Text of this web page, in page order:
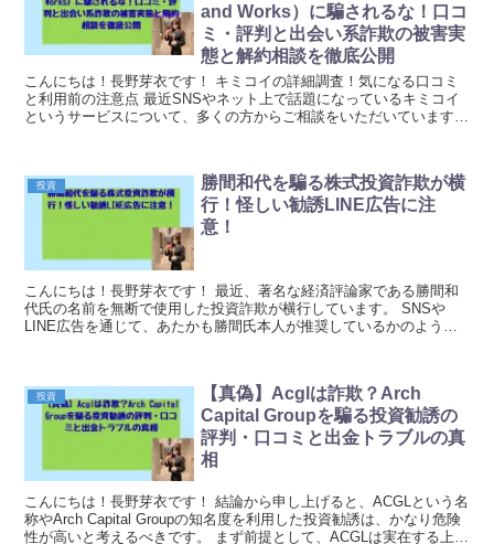
and Works）に騙されるな！口コ
ミ・評判と出会い系詐欺の被害実
態と解約相談を徹底公開
こんにちは！長野芽衣です！ キミコイの詳細調査！気になる口コミ
と利用前の注意点 最近SNSやネット上で話題になっているキミコイ
というサービスについて、多くの方からご相談をいただいています。
投資
勝間和代を騙る株式投資詐欺が横
行！怪しい勧誘LINE広告に注
意！
こんにちは！長野芽衣です！ 最近、著名な経済評論家である勝間和
代氏の名前を無断で使用した投資詐欺が横行しています。 SNSや
LINE広告を通じて、あたかも勝間氏本人が推奨しているかのような
投資
【真偽】Acglは詐欺？Arch
Capital Groupを騙る投資勧誘の
評判・口コミと出金トラブルの真
相
こんにちは！長野芽衣です！ 結論から申し上げると、ACGLという名
称やArch Capital Groupの知名度を利用した投資勧誘は、かなり危険
性が高いと考えるべきです。 まず前提として、ACGLは実在する上場